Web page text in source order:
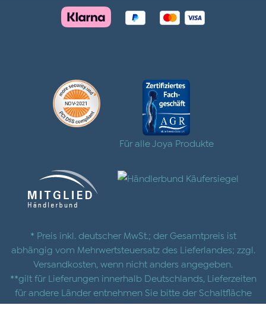
Für alle Joya Produkte
* Preis inkl. deutscher MwSt.; der Gesamtpreis ist
abhängig vom Mehrwertsteuersatz des Lieferlandes; zzgl.
Versandkosten , wenn nicht anders angegeben.
**gilt für Lieferungen innerhalb Deutschlands, Lieferzeiten
für andere Länder entnehmen Sie bitte der Schaltfläche
mit denVersandinformationen